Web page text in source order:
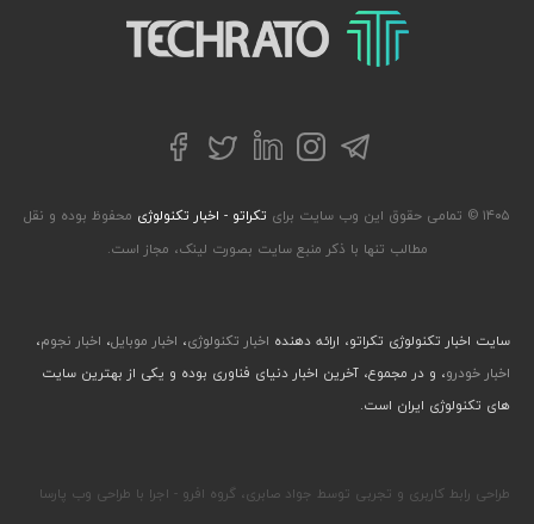
تکراتو – زندگی با تکنولوژی
تلگراماینستاگرام
لینکداینتوییترفیسبوک
۱۴۰۵ © تمامی حقوق این وب سایت برای تکراتو - اخبار تکنولوژی محفوظ بوده و نقل
مطالب تنها با ذکر منبع سایت بصورت لینک، مجاز است.
سایت اخبار تکنولوژی تکراتو، ارائه دهنده اخبار تکنولوژی، اخبار موبایل، اخبار نجوم،
اخبار خودرو، و در مجموع، آخرین اخبار دنیای فناوری بوده و یکی از بهترین سایت
های تکنولوژی ایران است.
طراحی رابط کاربری و تجربی توسط جواد صابری، گروه افرو - اجرا با طراحی وب پارسا